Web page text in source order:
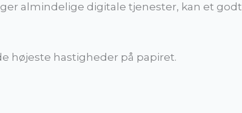
almindelige digitale tjenester, kan et godt
højeste hastigheder på papiret.